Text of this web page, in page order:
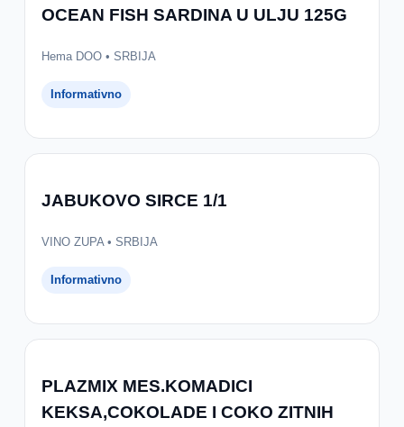
OCEAN FISH SARDINA U ULJU 125G
Hema DOO • SRBIJA
Informativno
JABUKOVO SIRCE 1/1
VINO ZUPA • SRBIJA
Informativno
PLAZMIX MES.KOMADICI
KEKSA,COKOLADE I COKO ZITNIH